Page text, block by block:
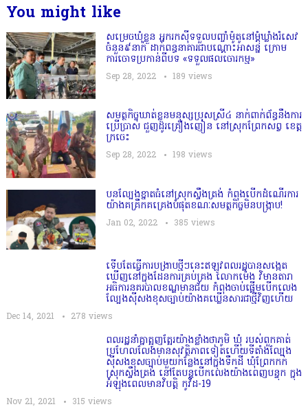
You might like
សម្រេចឃុំខ្លួន អ្នករកស៊ីទទួលបញ្ចាំម៉ូតូនៅម្តុំឃ្លាំងរំសេវ
ចំនួន៩នាក់ ដាក់ពន្ធនាគារជាបណ្ដោះអាសន្ន ក្រោម
ការចោទប្រកាន់ពីបទ «ទទួលផលចោរកម្ម»
Sep 28, 2022 189 views
សមត្ថកិច្ចឃាត់ខ្លួនមនុស្សប្រុសស្រី៤ នាក់ពាក់ព័ន្ធនឹងការ
ប្រើប្រាស់ ជួញដូរគ្រឿងញៀន នៅស្រុកព្រែកសព្វ ខេត្ត
ក្រចេះ
Sep 28, 2022 198 views
បនល្បែងខ្នាតធំនៅស្រុកស្ទឹងត្រង់ កំពុងបើកដំណើរការ
យ៉ាងគគ្រឹកគគ្រេងបំផុតខណៈសមត្ថកិច្ចមិនបង្ក្រាប!
Jan 02, 2022 385 views
ទើបតែធ្វើការបង្រាបថ្មីៗនេះឥឡូវពលរដ្ឋបានសង្កេត
ឃើញនៅក្នុងដែនការគ្រប់គ្រង លោកម៉េង វិមានតារា
អធិការនគរបាលខណ្ឌមានជ័យ កំពុងចាប់ផ្ដើមបើកលេង
ល្បែងសុីសងខុសច្បាប់យ៉ាងគឃ្លើនសារជាថ្មីវិញហើយ
Dec 14, 2021 278 views
ពលរដ្ឋនាំគ្នាត្អូញត្អែរយ៉ាងខ្លាំងថាភូមិ​ ឃុំ​ របស់ពួកគាត់
ប្រហែលលែងមានសុវត្ថិភាពទៀតហេីយទីតាំងល្បែង
ស៊ីសងខុសច្បាប់មួយកន្លែងនៅក្នុងទឹកដី ឃុំព្រែកកក់
ស្រុកស្ទឹងត្រង់ នៅតែបន្តបើកលេងយ៉ាងពេញបន្ទុក ក្នុង
អំឡុងពេលមានវិបត្តិ កូវីដ-19
Nov 21, 2021 315 views